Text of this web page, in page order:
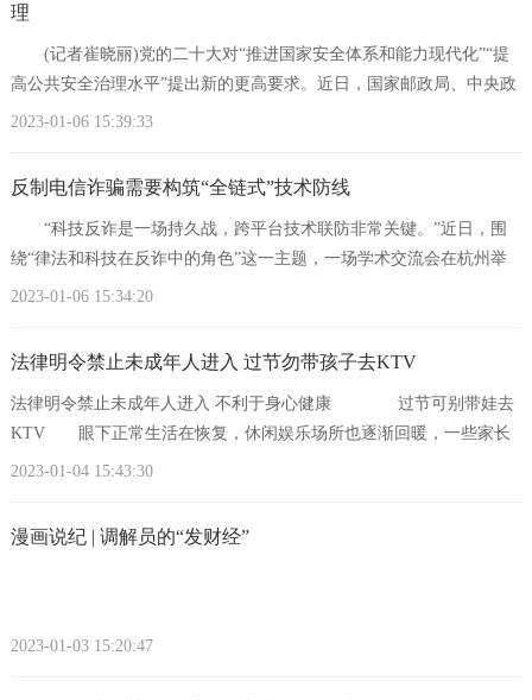
理
(记者崔晓丽)党的二十大对“推进国家安全体系和能力现代化”“提
高公共安全治理水平”提出新的更高要求。近日，国家邮政局、中央政
法委、中央网信
2023-01-06 15:39:33
反制电信诈骗需要构筑“全链式”技术防线
“科技反诈是一场持久战，跨平台技术联防非常关键。”近日，围
绕“律法和科技在反诈中的角色”这一主题，一场学术交流会在杭州举
办。会上，蚂蚁集
2023-01-06 15:34:20
法律明令禁止未成年人进入 过节勿带孩子去KTV
法律明令禁止未成年人进入 不利于身心健康 过节可别带娃去
KTV 眼下正常生活在恢复，休闲娱乐场所也逐渐回暖，一些家长
想带孩子去KTV唱歌，然而家长和孩子尚
2023-01-04 15:43:30
漫画说纪 | 调解员的“发财经”
2023-01-03 15:20:47